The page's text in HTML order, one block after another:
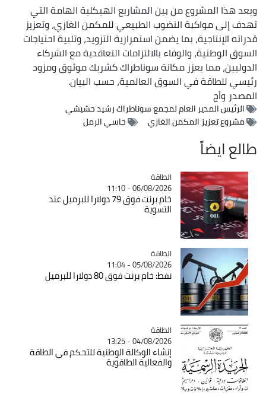
ويعد هذا المشروع من بين المشاريع الهيكلية الهامة التي
تهدف إلى مواكبة النضوب الطبيعي للمكمن الغازي، وتعزيز
قدراته الإنتاجية، بما يضمن استمرارية التزويد، وتلبية احتياجات
السوق الوطنية، والوفاء بالالتزامات التعاقدية مع الشركاء
الدوليين، مما يعزز مكانة سوناطراك كشريك موثوق ومزود
رئيسي للطاقة في السوق العالمية، حسب البيان.
المصدروأج
الرئيس المدير العام لمجمع سوناطراك رشيد حشيشي
مشروع تعزيز المكمن الغازي
حاسي الرمل
طالع ايضاً
Catégorie
الطاقة
06/08/2026 - 11:10
خام برنت فوق 79 دولارا للبرميل عند
التسوية
Catégorie
الطاقة
05/08/2026 - 11:04
نفط: خام برنت فوق 80 دولارا للبرميل
Catégorie
الطاقة
04/08/2026 - 13:25
إنشاء الوكالة الوطنية للتحكم في الطاقة
والفعالية الطاقوية